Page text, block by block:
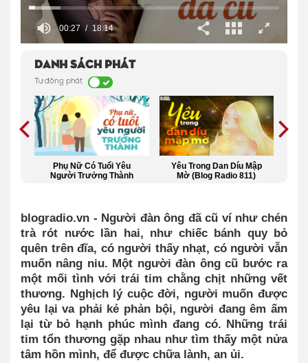
00:28 18:14
Danh sách phát
Tự động phát
Phụ Nữ Có Tuổi Yêu
Người Trưởng Thành
Yêu Trong Dan Díu Mập
Mờ (Blog Radio 811)
blogradio.vn - Người đàn ông đã cũ ví như chén
trà rót nước lần hai, như chiếc bánh quy bỏ
quên trên đĩa, có người thấy nhạt, có người vẫn
muốn nâng niu. Một người đàn ông cũ bước ra
một mối tình với trái tim chằng chịt những vết
thương. Nghịch lý cuộc đời, người muốn được
yêu lại va phải kẻ phản bội, người đang êm ấm
lại từ bỏ hạnh phúc mình đang có. Những trái
tim tổn thương gặp nhau như tìm thấy một nửa
tâm hồn mình, để được chữa lành, an ủi.